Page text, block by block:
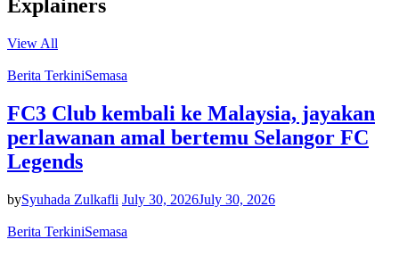
Explainers
View All
Berita TerkiniSemasa
FC3 Club kembali ke Malaysia, jayakan
perlawanan amal bertemu Selangor FC
Legends
bySyuhada Zulkafli July 30, 2026July 30, 2026
Berita TerkiniSemasa